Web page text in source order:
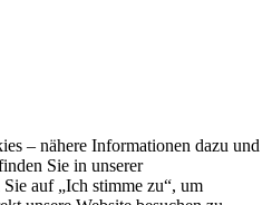
– nähere Informationen dazu und
Sie in unserer
auf „Ich stimme zu“, um